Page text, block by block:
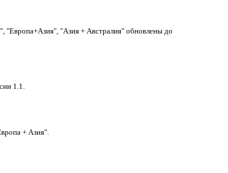
"Азия + Австралия" обновлены до
1.1.
+ Азия".